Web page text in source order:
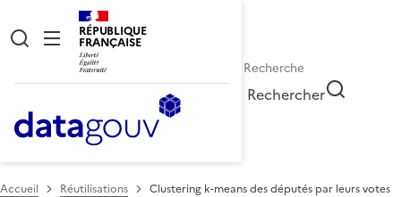
RÉPUBLIQUE
FRANÇAISE
Rechercher
Accueil Réutilisations Clustering k-means des députés par leurs votes